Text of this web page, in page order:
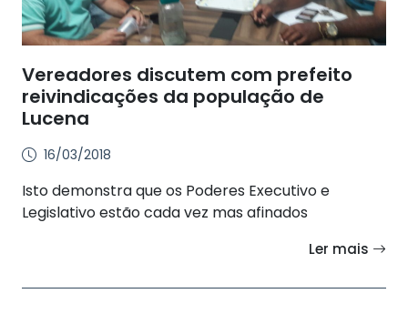
Vereadores discutem com prefeito
reivindicações da população de
Lucena
16/03/2018
Isto demonstra que os Poderes Executivo e
Legislativo estão cada vez mas afinados
Ler mais